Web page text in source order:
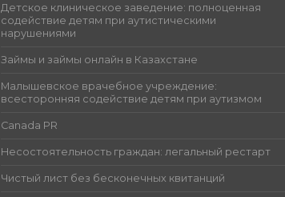
Детское клиническое заведение: полноценная
содействие детям при аутистическими
нарушениями
Займы и займы онлайн в Казахстане
Малышевское врачебное учреждение:
всесторонняя содействие детям при аутизмом
Canada PR
Несостоятельность граждан: легальный рестарт
Чистый лист без бесконечных квитанций